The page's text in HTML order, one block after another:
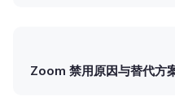
Zoom 禁用原因与替代方